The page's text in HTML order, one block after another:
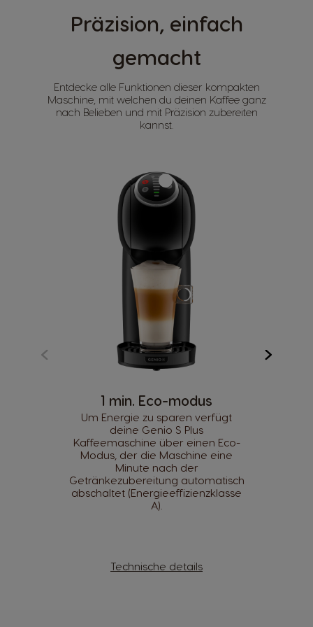
Präzision, einfach
gemacht
Entdecke alle Funktionen dieser kompakten
Maschine, mit welchen du deinen Kaffee ganz
nach Belieben und mit Präzision zubereiten
kannst.
1 min. Eco-modus
Um Energie zu sparen verfügt
deine Genio S Plus
Kaffeemaschine über einen Eco-
Modus, der die Maschine eine
Minute nach der
Getränkezubereitung automatisch
abschaltet (Energieeffizienzklasse
A).
Technische details